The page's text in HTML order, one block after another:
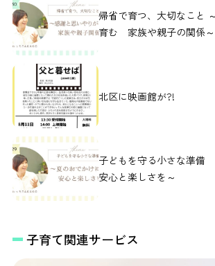
帰省で育つ、大切なこと
育む 家族や親子の関係～
北区に映画館が?!
子どもを守る小さな準備
安心と楽しさを～
子育て関連サービス